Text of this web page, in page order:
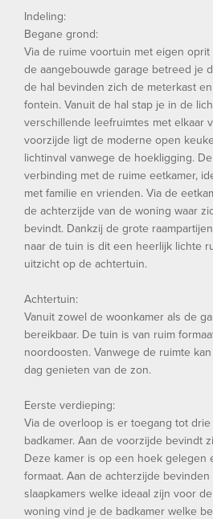
Indeling:
Begane grond:
Via de ruime voortuin met eigen
de aangebouwde garage betreed je
de hal bevinden zich de meterkast
fontein. Vanuit de hal stap je in de
verschillende leefruimtes met elkaar
voorzijde ligt de moderne open
lichtinval vanwege de hoekligging.
verbinding met de ruime eetkamer,
met familie en vrienden. Via de
de achterzijde van de woning waar
bevindt. Dankzij de grote
naar de tuin is dit een heerlijk lichte
uitzicht op de achtertuin.
Achtertuin:
Vanuit zowel de woonkamer als de
bereikbaar. De tuin is van ruim
noordoosten. Vanwege de ruimte
dag genieten van de zon.
Eerste verdieping:
Via de overloop is er toegang tot
badkamer. Aan de voorzijde bevindt
Deze kamer is op een hoek gelegen
formaat. Aan de achterzijde
slaapkamers welke ideaal zijn voor
woning vind je de badkamer welke